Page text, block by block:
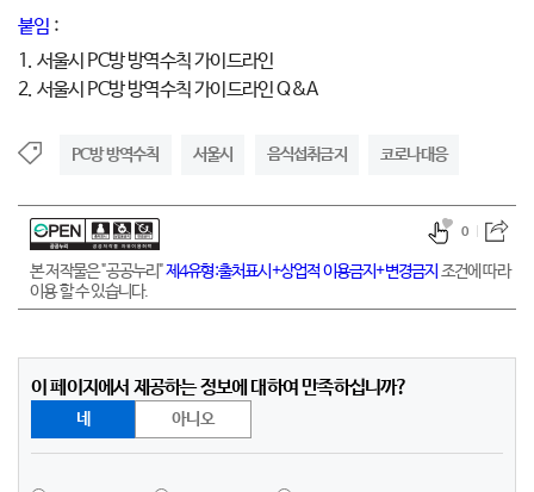
붙임 :
1. 서울시 PC방 방역수칙 가이드라인
2. 서울시 PC방 방역수칙 가이드라인 Q&A
PC방 방역수칙 서울시 음식섭취금지 코로나대응
본 저작물은 "공공누리"제4유형:출처표시+상업적 이용금지+변경금지 조건에 따라
이용 할 수 있습니다.
0
이 페이지에서 제공하는 정보에 대하여 만족하십니까?
네 아니오